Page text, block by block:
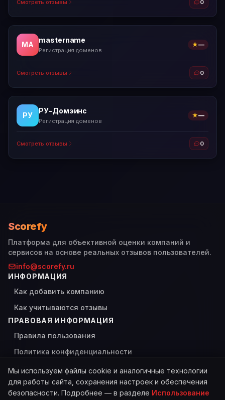
Смотреть отзывы 0
MA
mastername
Регистрация доменов
★—
Смотреть отзывы 0
РУ
РУ-Домэинс
Регистрация доменов
★—
Смотреть отзывы 0
Scorefy
Платформа для объективной оценки компаний и
сервисов на основе реальных отзывов пользователей.
info@scorefy.ru
ИНФОРМАЦИЯ
Как добавить компанию
Как учитываются отзывы
ПРАВОВАЯ ИНФОРМАЦИЯ
Правила пользования
Политика конфиденциальности
Использование Cookies
Мы используем файлы cookie и аналогичные технологии
для работы сайта, сохранения настроек и обеспечения
безопасности. Подробнее — в разделе Использование